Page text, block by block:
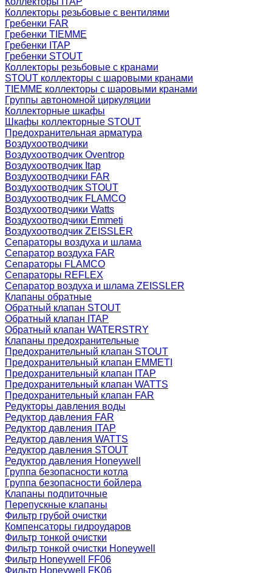
Коллекторы резьбовые с вентилями
Гребенки FAR
Гребенки TIEMME
Гребенки ITAP
Гребенки STOUT
Коллекторы резьбовые с кранами
STOUT коллекторы с шаровыми кранами
TIEMME коллекторы с шаровыми кранами
Группы автономной циркуляции
Коллекторные шкафы
Шкафы коллекторные STOUT
Предохранительная арматура
Воздухоотводчики
Воздухоотводчик Oventrop
Воздухоотводчик Itap
Воздухоотводчики FAR
Воздухоотводчик STOUT
Воздухоотводчик FLAMCO
Воздухоотводчики Watts
Воздухоотводчики Emmeti
Воздухоотводчик ZEISSLER
Сепараторы воздуха и шлама
Сепаратор воздуха FAR
Сепараторы FLAMCO
Сепараторы REFLEX
Сепаратор воздуха и шлама ZEISSLER
Клапаны обратные
Обратный клапан STOUT
Обратный клапан ITAP
Обратный клапан WATERSTRY
Клапаны предохранительные
Предохранительный клапан STOUT
Предохранительный клапан EMMETI
Предохранительный клапан ITAP
Предохранительный клапан WATTS
Предохранительный клапан FAR
Редукторы давления воды
Редуктор давления FAR
Редуктор давления ITAP
Редуктор давления WATTS
Редуктор давления STOUT
Редуктор давления Honeywell
Группа безопасности котла
Группа безопасности бойлера
Клапаны подпиточные
Перепускные клапаны
Фильтр грубой очистки
Компенсаторы гидроударов
Фильтр тонкой очистки
Фильтр тонкой очистки Honeywell
Фильтр Honeywell FF06
Фильтр Honeywell FK06